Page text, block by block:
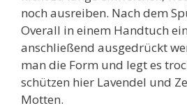
noch ausreiben. Nach dem
Overall in einem Handtuch
anschließend ausgedrückt
man die Form und legt es
schützen hier Lavendel und
Motten.